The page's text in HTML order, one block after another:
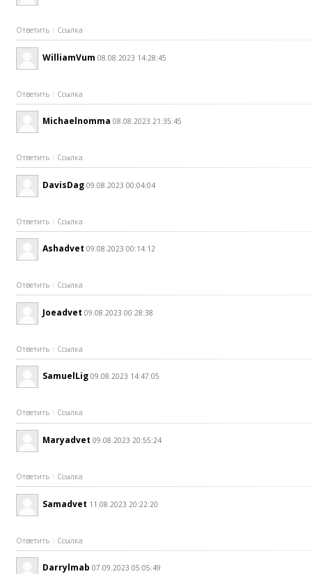
Ответить Ссылка
WilliamVum 08.08.2023 14:28:45
Ответить Ссылка
Michaelnomma 08.08.2023 21:35:45
Ответить Ссылка
DavisDag 09.08.2023 00:04:04
Ответить Ссылка
Ashadvet 09.08.2023 00:14:12
Ответить Ссылка
Joeadvet 09.08.2023 00:28:38
Ответить Ссылка
SamuelLig 09.08.2023 14:47:05
Ответить Ссылка
Maryadvet 09.08.2023 20:55:24
Ответить Ссылка
Samadvet 11.08.2023 20:22:20
Ответить Ссылка
Darrylmab 07.09.2023 05:05:49